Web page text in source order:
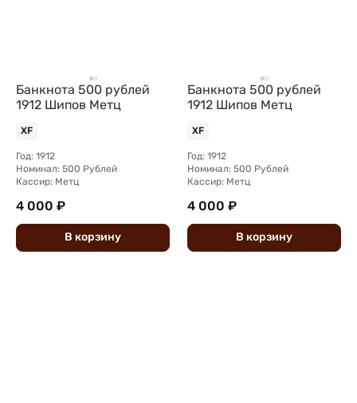
Банкнота 500 рублей
1912 Шипов Метц
XF
Год: 1912
Номинал: 500 Рублей
Кассир: Метц
4 000 ₽
В корзину
Банкнота 500 рублей
1912 Шипов Метц
XF
Год: 1912
Номинал: 500 Рублей
Кассир: Метц
4 000 ₽
В корзину